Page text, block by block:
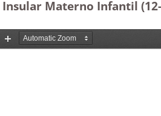
Materno Infantil (12-